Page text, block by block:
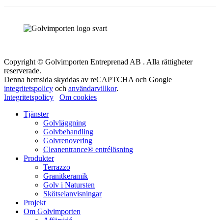
Copyright © Golvimporten Entreprenad AB . Alla rättigheter
reserverade.
Denna hemsida skyddas av reCAPTCHA och Google
integritetspolicy och användarvillkor.
Integritetspolicy
Om cookies
Tjänster
Golvläggning
Golvbehandling
Golvrenovering
Cleanentrance® entrélösning
Produkter
Terrazzo
Granitkeramik
Golv i Natursten
Skötselanvisningar
Projekt
Om Golvimporten